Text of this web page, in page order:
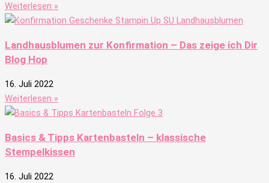
Weiterlesen »
Landhausblumen zur Konfirmation – Das zeige ich Dir
Blog Hop
16. Juli 2022
Weiterlesen »
Basics & Tipps Kartenbasteln – klassische
Stempelkissen
16. Juli 2022